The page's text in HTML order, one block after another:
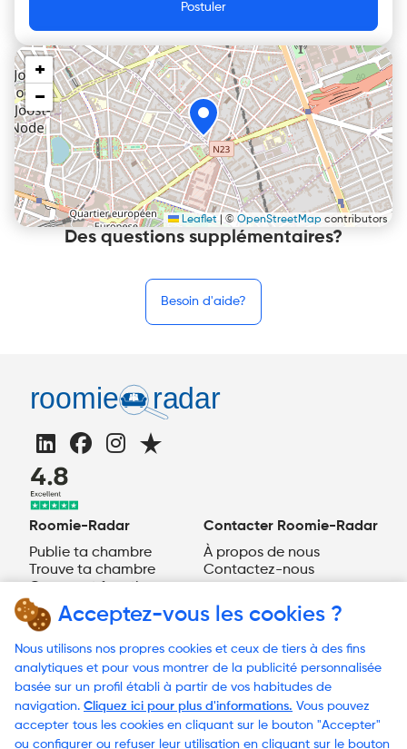
Acceptez-vous les cookies ?
Nous utilisons nos propres cookies et ceux de tiers à des fins
analytiques et pour vous montrer de la publicité personnalisée
basée sur un profil établi à partir de vos habitudes de
navigation. Cliquez ici pour plus d'informations. Vous pouvez
accepter tous les cookies en cliquant sur le bouton "Accepter"
ou configurer ou refuser leur utilisation en cliquant sur le bouton
Postuler
+
−
Leaflet © OpenStreetMap contributors
Des questions supplémentaires?
Besoin d'aide?
Roomie-Radar
Publie ta chambre
Trouve ta chambre
Roomie-Radar ?
Contacter Roomie-Radar
À propos de nous
Contactez-nous
FR
Besoin d'aide?
© 2023 Roomie-Radar